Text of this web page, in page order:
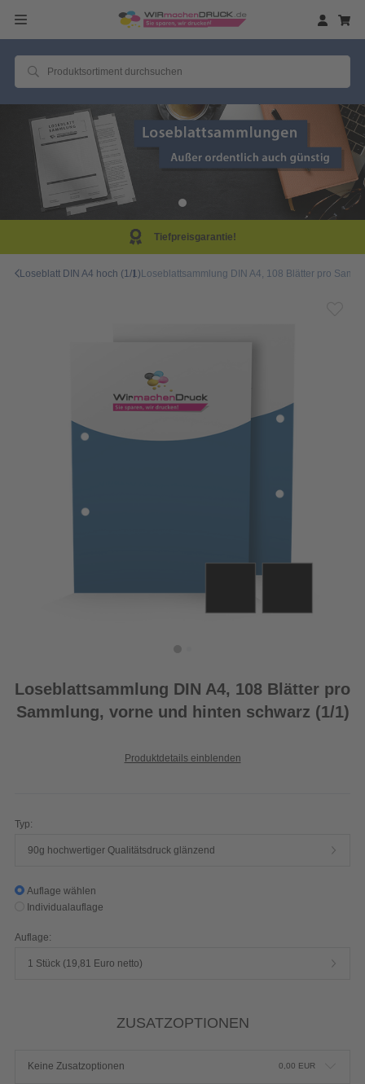
Loseblatt DIN A4 hoch (1/1)Loseblattsammlung DIN A4, 108 Blätter pro
Loseblattsammlung DIN A4, 108 Blätter pro
Sammlung, vorne und hinten schwarz (1/1)
Produktdetails einblenden
Typ:
90g hochwertiger Qualitätsdruck glänzend
Auflage wählen
Individualauflage
Auflage:
1 Stück (19,81 Euro netto)
ZUSATZOPTIONEN
Keine Zusatzoptionen 0,00 EUR